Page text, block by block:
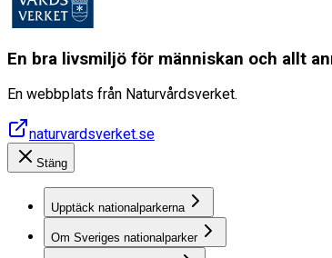
En bra livsmiljö för människan och allt
En webbplats från Naturvårdsverket.
naturvardsverket.se
Stäng
Upptäck nationalparkerna
Om Sveriges nationalparker